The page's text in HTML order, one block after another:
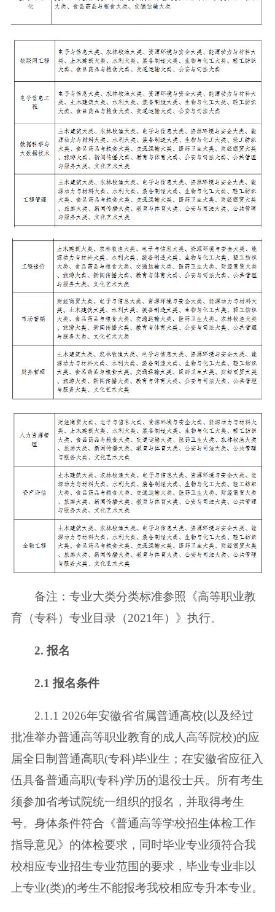
备注：专业大类分类标准参照《高等职业教
育（专科）专业目录（2021年）》 执行。
2. 报名
2.1 报名条件
2.1.1 2026年安徽省省属普通高校(以及经过
批准举办普通高等职业教育的成人高等院校)的应
届全日制普通高职(专科)毕业生；在安徽省应征入
伍具备普通高职(专科)学历的退役士兵。所有考生
须参加省考试院统一组织的报名，并取得考生
号。身体条件符合《普通高等学校招生体检工作
指导意见》的体检要求， 同时毕业专业须符合我
校相应专业招生专业范围的要求，毕业专业非以
上专业(类)的考生不能报考我校相应专升本专业。